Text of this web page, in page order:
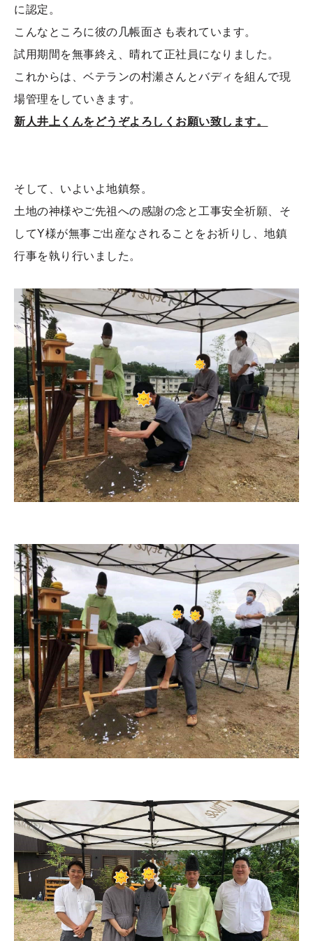
に認定。
こんなところに彼の几帳面さも表れています。
試用期間を無事終え、晴れて正社員になりました。
これからは、ベテランの村瀬さんとバディを組んで現
場管理をしていきます。
新人井上くんをどうぞよろしくお願い致します。
そして、いよいよ地鎮祭。
土地の神様やご先祖への感謝の念と工事安全祈願、そ
してY様が無事ご出産なされることをお祈りし、地鎮
行事を執り行いました。